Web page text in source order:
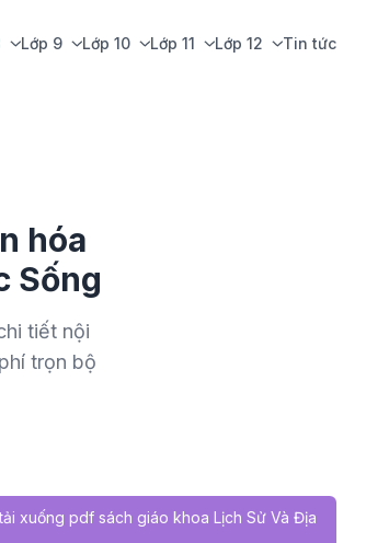
Lớp 9 Lớp 10 Lớp 11 Lớp 12 Tin tức
hóa
Sống
tiết nội
trọn bộ
xuống pdf sách giáo khoa Lịch Sử Và Địa